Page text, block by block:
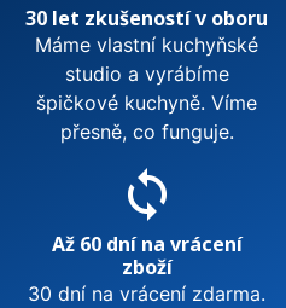
30 let zkušeností v oboru
Máme vlastní kuchyňské
studio a vyrábíme
špičkové kuchyně. Víme
přesně, co funguje.
sync
Až 60 dní na vrácení
zboží
30 dní na vrácení zdarma.